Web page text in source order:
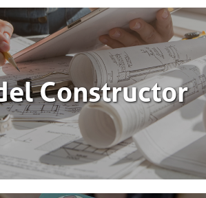
Constructor